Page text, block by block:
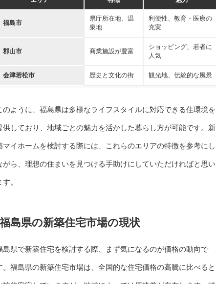
福島市
県庁所在地、温
泉地
利便性、教育・医療の
充実
郡山市 商業施設が豊富
ショッピング、若者に
人気
会津若松市 歴史と文化の街 観光地、伝統的な風景
のように、福島県は多様なライフスタイルに対応できる住環境を
供しており、地域ごとの魅力を活かした暮らし方が可能です。新
マイホームを検討する際には、これらのエリアの特徴を参考にし
がら、理想の住まいを見つける手助けにしていただければと思い
す。
福島県の新築住宅市場の現状
島県で新築住宅を検討する際、まず気になるのが価格の動向で
。福島県の新築住宅市場は、全国的な住宅価格の高騰に比べると